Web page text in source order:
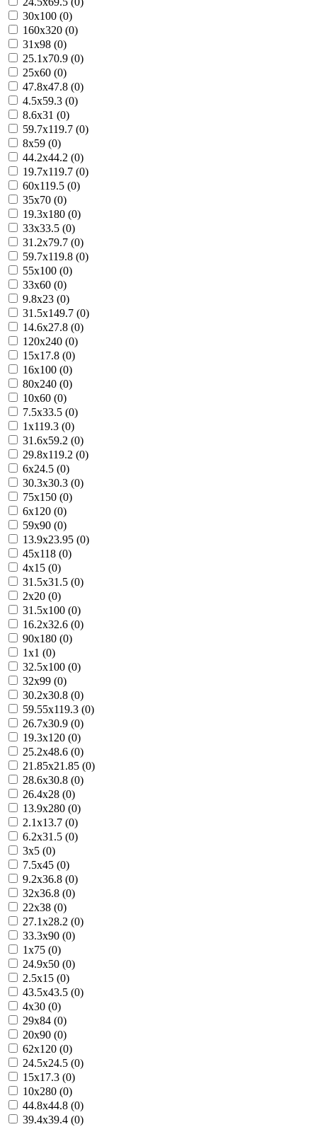
30x100 (0)
160x320 (0)
31x98 (0)
25.1x70.9 (0)
25x60 (0)
47.8x47.8 (0)
4.5x59.3 (0)
8.6x31 (0)
59.7x119.7 (0)
8x59 (0)
44.2x44.2 (0)
19.7x119.7 (0)
60x119.5 (0)
35x70 (0)
19.3x180 (0)
33x33.5 (0)
31.2x79.7 (0)
59.7x119.8 (0)
55x100 (0)
33x60 (0)
9.8x23 (0)
31.5x149.7 (0)
14.6x27.8 (0)
120x240 (0)
15x17.8 (0)
16x100 (0)
80x240 (0)
10x60 (0)
7.5x33.5 (0)
1x119.3 (0)
31.6x59.2 (0)
29.8x119.2 (0)
6x24.5 (0)
30.3x30.3 (0)
75x150 (0)
6x120 (0)
59x90 (0)
13.9x23.95 (0)
45x118 (0)
4x15 (0)
31.5x31.5 (0)
2x20 (0)
31.5x100 (0)
16.2x32.6 (0)
90x180 (0)
1x1 (0)
32.5x100 (0)
32x99 (0)
30.2x30.8 (0)
59.55x119.3 (0)
26.7x30.9 (0)
19.3x120 (0)
25.2x48.6 (0)
21.85x21.85 (0)
28.6x30.8 (0)
26.4x28 (0)
13.9x280 (0)
2.1x13.7 (0)
6.2x31.5 (0)
3x5 (0)
7.5x45 (0)
9.2x36.8 (0)
32x36.8 (0)
22x38 (0)
27.1x28.2 (0)
33.3x90 (0)
1x75 (0)
24.9x50 (0)
2.5x15 (0)
43.5x43.5 (0)
4x30 (0)
29x84 (0)
20x90 (0)
62x120 (0)
24.5x24.5 (0)
15x17.3 (0)
10x280 (0)
44.8x44.8 (0)
39.4x39.4 (0)